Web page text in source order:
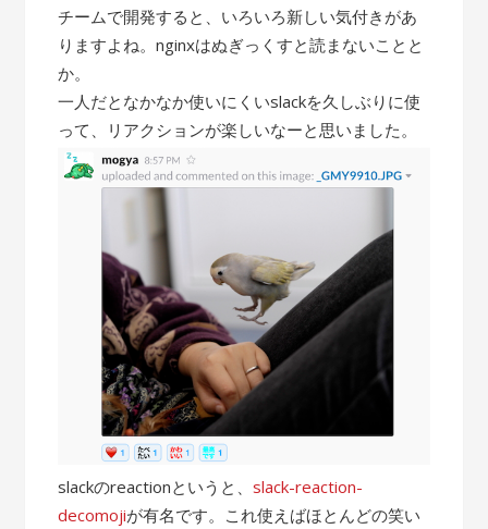
チームで開発すると、いろいろ新しい気付きがあ
りますよね。nginxはぬぎっくすと読まないことと
か。
一人だとなかなか使いにくいslackを久しぶりに使
って、リアクションが楽しいなーと思いました。
slackのreactionというと、slack-reaction-
decomojiが有名です。これ使えばほとんどの笑い